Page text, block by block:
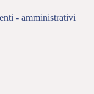
- amministrativi